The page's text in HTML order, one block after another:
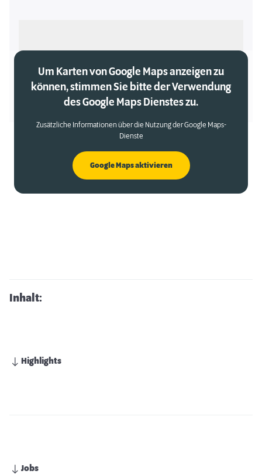
Um Karten von Google Maps anzeigen zu
können, stimmen Sie bitte der Verwendung
des Google Maps Dienstes zu.
Zusätzliche Informationen über die Nutzung der Google Maps-
Dienste
Google Maps aktivieren
Inhalt:
Highlights
Jobs